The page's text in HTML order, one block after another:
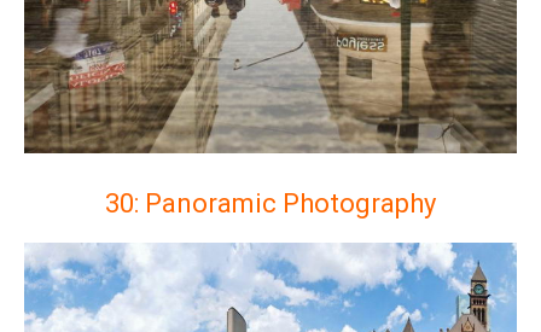
30: Panoramic Photography